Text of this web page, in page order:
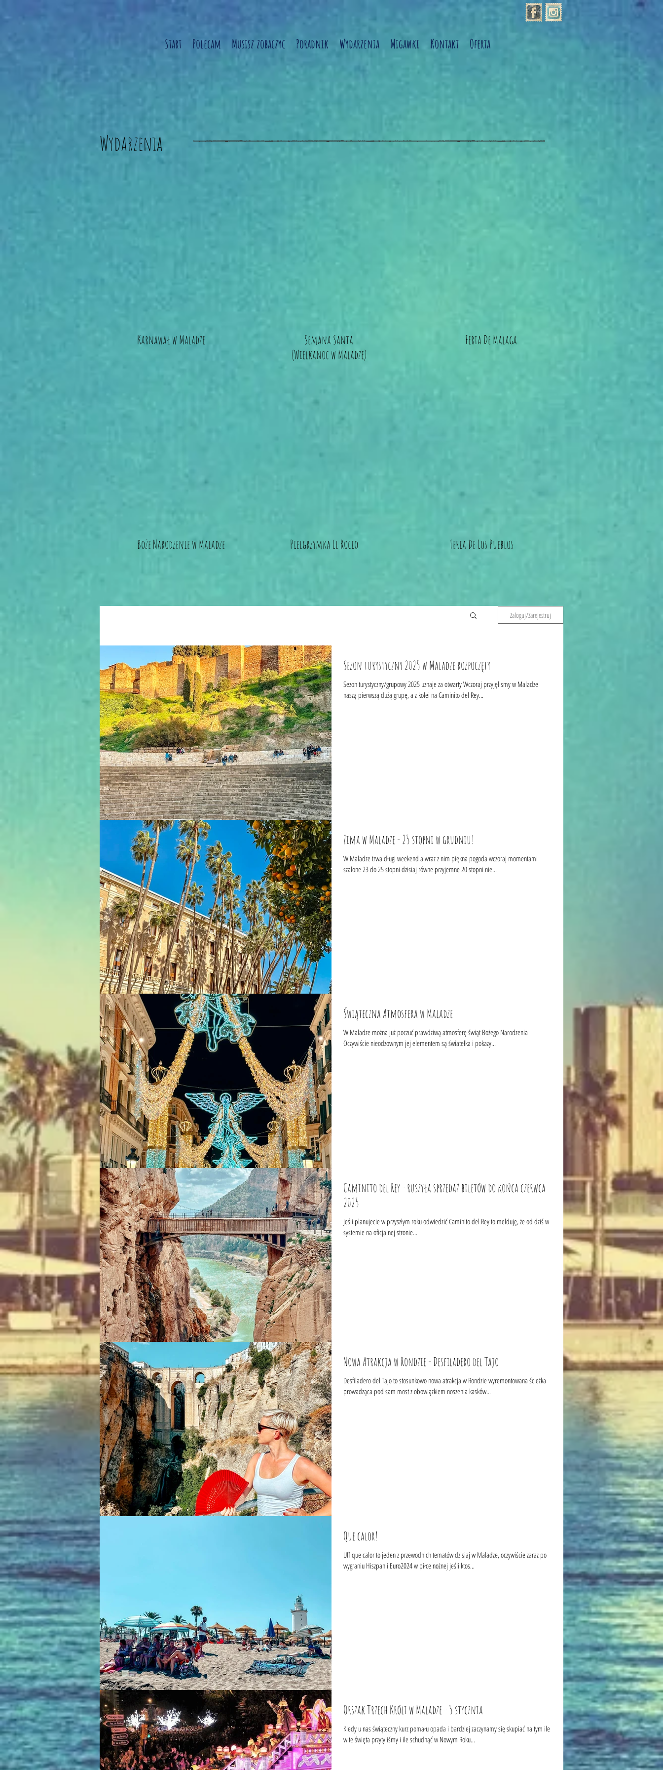
Start Polecam Musisz zobaczyc Poradnik Wydarzenia Migawki Kontakt Oferta
Wydarzenia
Semana Santa
(Wielkanoc w Maladze)
Karnawał w Maladze
Pielgrzymka El Rocio
Feria De Malaga
Feria De Los Pueblos
Boże Narodzenie w Maladze
Zaloguj/Zarejestruj
Sezon turystyczny 2025 w Maladze rozpoczęty
Sezon turystyczny/grupowy 2025 uznaje za otwarty Wczoraj przyjęlismy w Maladze
naszą pierwszą dużą grupę, a z kolei na Caminito del Rey...
Zima w Maladze - 25 stopni w grudniu!
W Maladze trwa długi weekend a wraz z nim piękna pogoda wczoraj momentami
szalone 23 do 25 stopni dzisiaj równe przyjemne 20 stopni nie...
Świąteczna Atmosfera w Maladze
W Maladze można już poczuć prawdziwą atmosferę świąt Bożego Narodzenia
Oczywiście nieodzownym jej elementem są światełka i pokazy...
Caminito del Rey - ruszyła sprzedaż biletów do końca czerwca
2025
Jeśli planujecie w przyszłym roku odwiedzić Caminito del Rey to melduję, że od dziś w
systemie na oficjalnej stronie...
Nowa Atrakcja w Rondzie - Desfiladero del Tajo
Desfiladero del Tajo to stosunkowo nowa atrakcja w Rondzie wyremontowana ścieżka
prowadząca pod sam most z obowiązkiem noszenia kasków...
Que calor!
Uff que calor to jeden z przewodnich tematów dzisiaj w Maladze, oczywiście zaraz po
wygraniu Hiszpanii Euro2024 w piłce nożnej jeśli ktos...
Orszak Trzech Króli w Maladze - 5 stycznia
Kiedy u nas świąteczny kurz pomału opada i bardziej zaczynamy się skupiać na tym ile
w te święta przytyliśmy i ile schudnąć w Nowym Roku...